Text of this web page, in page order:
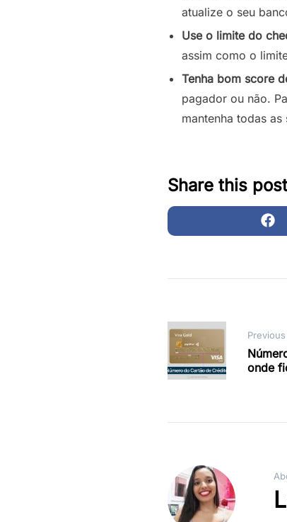
atualize o seu
Use o limite do
assim como o
Tenha bom score
pagador ou não.
mantenha todas
Share this post
Post
onde